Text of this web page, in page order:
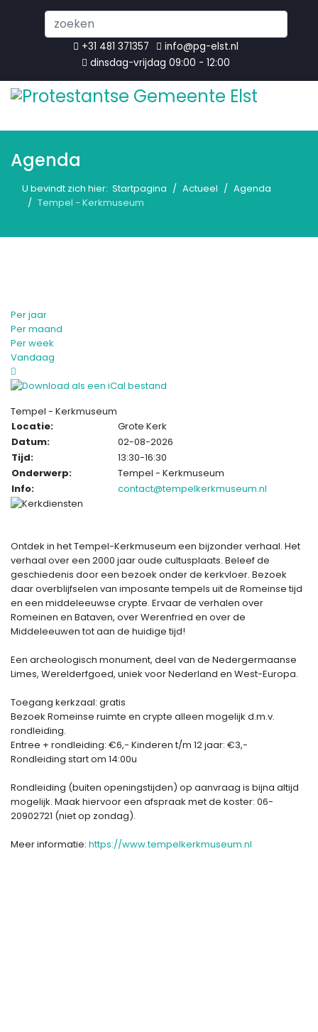
...
+31 481 371357
info@pg-elst.nl
dinsdag-vrijdag 09:00 - 12:00
Agenda
U bevindt zich hier: Startpagina Actueel
Agenda
Tempel - Kerkmuseum
Per jaar
Per maand
Per week
Vandaag
Tempel - Kerkmuseum
Locatie:
Grote Kerk
Datum:
02-08-2026
Tijd:
13:30-16:30
Onderwerp:
Tempel - Kerkmuseum
Info:
contact@tempelkerkmuseum.nl
Ontdek in het Tempel-Kerkmuseum een bijzonder verhaal. Het
verhaal over een 2000 jaar oude cultusplaats. Beleef de
geschiedenis door een bezoek onder de kerkvloer. Bezoek
daar overblijfselen van imposante tempels uit de Romeinse tijd
en een middeleeuwse crypte. Ervaar de verhalen over
Romeinen en Bataven, over Werenfried en over de
Middeleeuwen tot aan de huidige tijd!
Een archeologisch monument, deel van de Nedergermaanse
Limes, Werelderfgoed, uniek voor Nederland en West-Europa.
Toegang kerkzaal: gratis
Bezoek Romeinse ruimte en crypte alleen mogelijk d.m.v.
rondleiding.
Entree + rondleiding: €6,- Kinderen t/m 12 jaar: €3,-
Rondleiding start om 14:00u
Rondleiding (buiten openingstijden) op aanvraag is bijna altijd
mogelijk. Maak hiervoor een afspraak met de koster: 06-
20902721 (niet op zondag).
Meer informatie: https://www.tempelkerkmuseum.nl